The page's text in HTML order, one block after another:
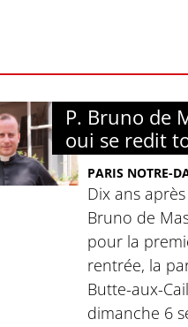
P. Bruno de
oui se redit
PARIS NOTRE-
Dix ans
Bruno de
pour la
rentrée, la
Butte-aux-
dimanche 6